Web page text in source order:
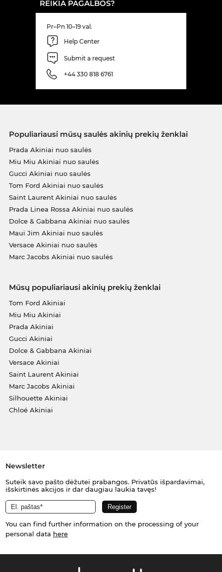
REIKIA PAGALBOS?
Pr–Pn 10–19 val.
Help Center
Submit a request
+44 330 818 6761
Populiariausi mūsų saulės akinių prekių ženklai
Prada Akiniai nuo saulės
Miu Miu Akiniai nuo saulės
Gucci Akiniai nuo saulės
Tom Ford Akiniai nuo saulės
Saint Laurent Akiniai nuo saulės
Prada Linea Rossa Akiniai nuo saulės
Dolce & Gabbana Akiniai nuo saulės
Maui Jim Akiniai nuo saulės
Versace Akiniai nuo saulės
Marc Jacobs Akiniai nuo saulės
Mūsų populiariausi akinių prekių ženklai
Tom Ford Akiniai
Miu Miu Akiniai
Prada Akiniai
Gucci Akiniai
Dolce & Gabbana Akiniai
Versace Akiniai
Saint Laurent Akiniai
Marc Jacobs Akiniai
Silhouette Akiniai
Chloé Akiniai
Newsletter
Suteik savo pašto dėžutei prabangos. Privatūs išpardavimai,
išskirtinės akcijos ir dar daugiau laukia tavęs!
You can find further information on the processing of your
personal data here